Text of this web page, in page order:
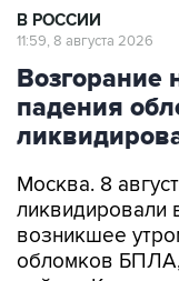
В РОССИИ
11:59, 8 августа 2026
Возгорание
падения
Москва. 8
ликвидировали
возникшее
обломков